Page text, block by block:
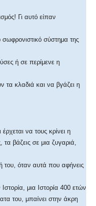
Γι αυτό είπαν
σύστημα της
ή σε περίμενε η
τα κλαδιά και να βγάζει η
να τους κρίνει η
βάζεις σε μια ζυγαριά,
όταν αυτά που αφήνεις
μια Ιστορία 400 ετών
του, μπαίνει στην άκρη